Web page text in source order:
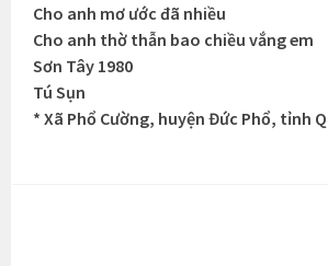
Cho anh mơ ước đã nhiều
Cho anh thờ thẫn bao chiều vắng em
Sơn Tây 1980
Tú Sụn
* Xã Phổ Cường, huyện Đức Phổ, tỉnh